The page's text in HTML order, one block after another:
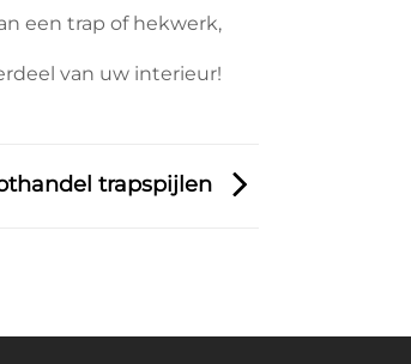
een trap of hekwerk,
van uw interieur!
trapspijlen